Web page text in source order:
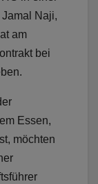
Naji,
am
bei
Essen,
möchten